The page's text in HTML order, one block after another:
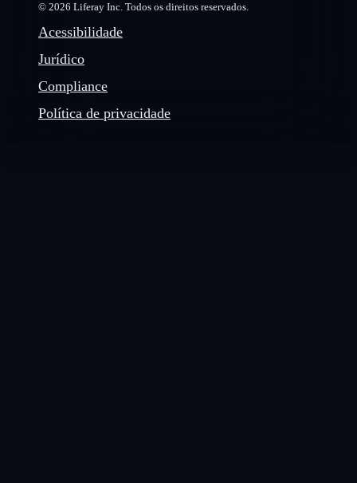
© 2026 Liferay Inc. Todos os direitos reservados.
Acessibilidade
Jurídico
Compliance
Política de privacidade